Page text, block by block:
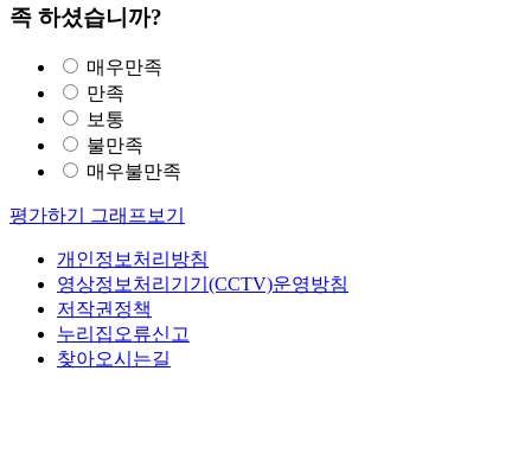
족 하셨습니까?
매우만족
만족
보통
불만족
매우불만족
평가하기 그래프보기
개인정보처리방침
영상정보처리기기(CCTV)운영방침
저작권정책
누리집오류신고
찾아오시는길